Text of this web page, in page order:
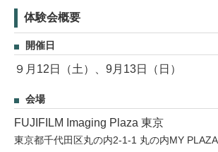
体験会概要
開催日
９月12日（土）、9月13日（日）
会場
FUJIFILM Imaging Plaza 東京
東京都千代田区丸の内2-1-1 丸の内MY